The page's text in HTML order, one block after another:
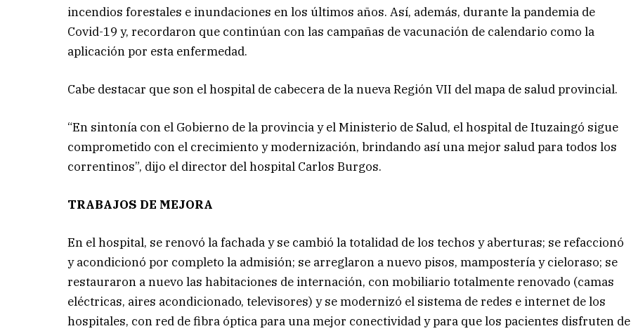
incendios forestales e inundaciones en los últimos años. Así, además, durante la pandemia de
Covid-19 y, recordaron que continúan con las campañas de vacunación de calendario como la
aplicación por esta enfermedad.
Cabe destacar que son el hospital de cabecera de la nueva Región VII del mapa de salud provincial.
“En sintonía con el Gobierno de la provincia y el Ministerio de Salud, el hospital de Ituzaingó sigue
comprometido con el crecimiento y modernización, brindando así una mejor salud para todos los
correntinos”, dijo el director del hospital Carlos Burgos.
TRABAJOS DE MEJORA
En el hospital, se renovó la fachada y se cambió la totalidad de los techos y aberturas; se refaccionó
y acondicionó por completo la admisión; se arreglaron a nuevo pisos, mampostería y cieloraso; se
restauraron a nuevo las habitaciones de internación, con mobiliario totalmente renovado (camas
eléctricas, aires acondicionado, televisores) y se modernizó el sistema de redes e internet de los
hospitales, con red de fibra óptica para una mejor conectividad y para que los pacientes disfruten de